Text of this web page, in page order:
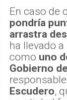
En caso de
pondría
arrastra
ha llevado a
como uno
Gobierno
Escudero,